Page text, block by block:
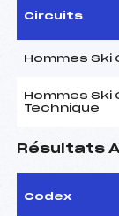
Circuits
Hommes Ski
Hommes Ski
Technique
Résultats
Codex